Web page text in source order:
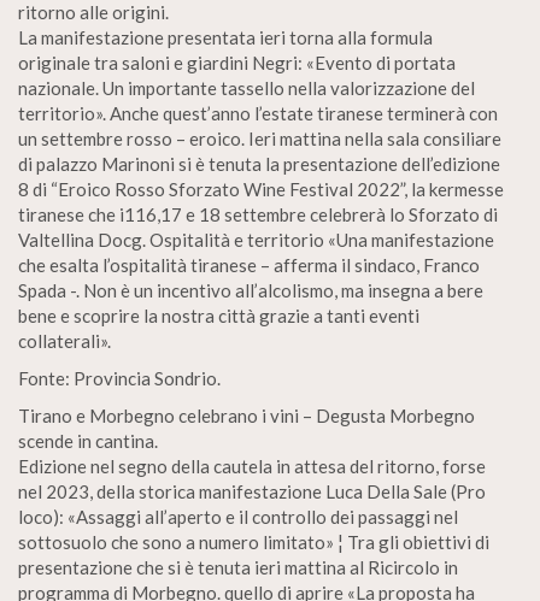
ritorno alle origini.
La manifestazione presentata ieri torna alla formula
originale tra saloni e giardini Negri: «Evento di portata
nazionale. Un importante tassello nella valorizzazione del
territorio». Anche quest’anno l’estate tiranese terminerà con
un settembre rosso – eroico. Ieri mattina nella sala consiliare
di palazzo Marinoni si è tenuta la presentazione dell’edizione
8 di “Eroico Rosso Sforzato Wine Festival 2022”, la kermesse
tiranese che i116,17 e 18 settembre celebrerà lo Sforzato di
Valtellina Docg. Ospitalità e territorio «Una manifestazione
che esalta l’ospitalità tiranese – afferma il sindaco, Franco
Spada -. Non è un incentivo all’alcolismo, ma insegna a bere
bene e scoprire la nostra città grazie a tanti eventi
collaterali».
Fonte: Provincia Sondrio.
Tirano e Morbegno celebrano i vini – Degusta Morbegno
scende in cantina.
Edizione nel segno della cautela in attesa del ritorno, forse
nel 2023, della storica manifestazione Luca Della Sale (Pro
loco): «Assaggi all’aperto e il controllo dei passaggi nel
sottosuolo che sono a numero limitato» ¦ Tra gli obiettivi di
presentazione che si è tenuta ieri mattina al Ricircolo in
programma di Morbegno. quello di aprire «La proposta ha